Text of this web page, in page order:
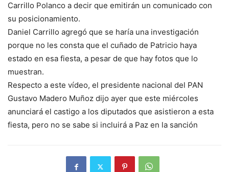
Carrillo Polanco a decir que emitirán un comunicado con
su posicionamiento.
Daniel Carrillo agregó que se haría una investigación
porque no les consta que el cuñado de Patricio haya
estado en esa fiesta, a pesar de que hay fotos que lo
muestran.
Respecto a este vídeo, el presidente nacional del PAN
Gustavo Madero Muñoz dijo ayer que este miércoles
anunciará el castigo a los diputados que asistieron a esta
fiesta, pero no se sabe si incluirá a Paz en la sanción